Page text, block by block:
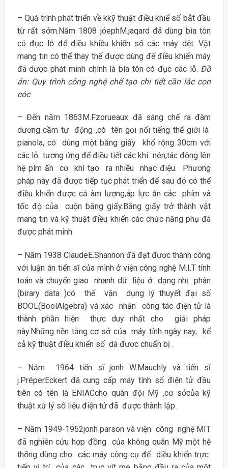
– Quá trình phát triển về kkỹ thuật điều khiể số bắt đầu
từ rất sớm.Năm 1808 jóephM.jaqard đã dùng bìa tôn
có đục lỗ để điều khiều khiển số các máy dệt. Vật
mang tin có thể thay thế được dùng để điều khiển máy
đã dược phát minh chính là bìa tôn có đục các lỗ. Đồ
án: Quy trình công nghệ chế tạo chi tiết cần lắc con
cóc
– Đến năm 1863M.Fzorueaux đã sáng chế ra đàm
dương cầm tự động ,có tên gọi nổi tiếng thế giới là
pianola, có dùng một băng giấy khổ rộng 30cm với
các lỗ tương ứng để điều tiết các khí nén,tác động lên
hệ pím ấn cơ khí tạo ra nhiều nhạc điệu. Phương
pháp này đã được tiếp tục phát triển để sau đó có thể
điều khiển được cả âm lượng,áp lực ấn các phím và
tốc độ của cuộn băng giấy.Băng giấy trở thành vật
mang tin và kỹ thuật điều khiển các chức năng phụ đã
được phát minh.
– Năm 1938 ClaudeE.Shannon đã đạt được thành công
với luận án tiến sĩ của mình ở viện công nghệ M.I.T tính
toán và chuyển giao nhanh dữ liệu ở dạng nhị phân
(birary data )có thể vận dụng lý thuyết đại số
BOOL(BoolAlgebra) và xác nhận công tác điện tử là
thành phần hiện thực duy nhất cho giải pháp
này.Những nền tảng cơ sở của máy tính ngày nay, kể
cả kỹ thuật điều khiển số dã được chuẩn bị .
– Năm 1964 tiến sĩ jonh W.Mauchly và tiến sĩ
j.PréperEckert đã cung cấp máy tính số điện tử đầu
tiên có tên là ENIACcho quân đội Mỹ ,cơ sởcủa kỹ
thuật xử lý số liệu điện tử đã được thành lập .
– Năm 1949-1952jonh parson và viện công nghệ MIT
đã nghiên cứu hợp đồng của không quân Mỹ một hệ
thống dùng cho các máy công cụ để diều khiển trực